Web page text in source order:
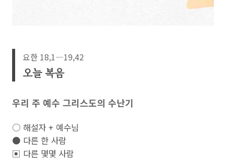
요한 18,1―19,42
오늘 복음
우리 주 예수 그리스도의 수난기
○ 해설자 + 예수님
● 다른 한 사람
▣ 다른 몇몇 사람